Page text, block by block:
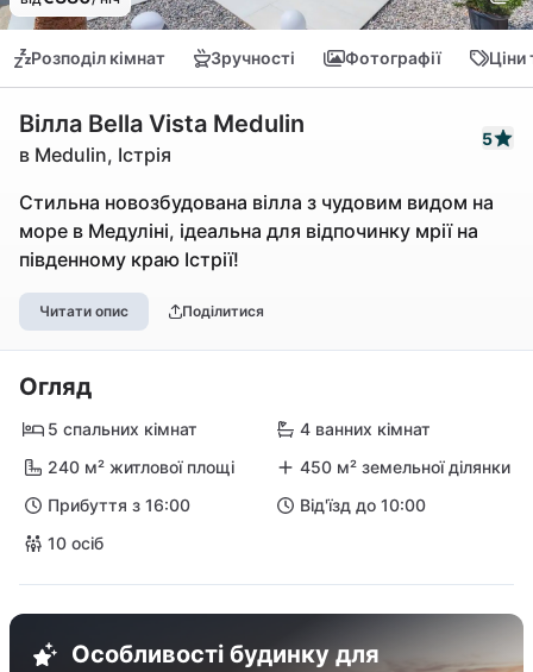
Розподіл кімнат Зручності Фотографії Ціни
Вілла Bella Vista Medulin
в Medulin, Істрія
5
Стильна новозбудована вілла з чудовим видом на
море в Медуліні, ідеальна для відпочинку мрії на
південному краю Істрії!
Читати опис Поділитися
Огляд
5 спальних кімнат
4 ванних кімнат
240 м² житлової площі
450 м² земельної ділянки
Прибуття з 16:00
Від'їзд до 10:00
10 осіб
Особливості будинку для